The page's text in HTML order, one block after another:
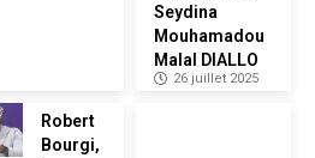
Seydina
Mouhamadou
Malal DIALLO
26 juillet 2025
Robert
Bourgi,